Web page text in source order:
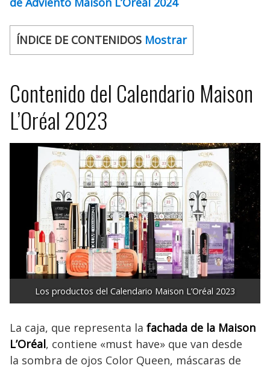
ÍNDICE DE CONTENIDOS Mostrar
Contenido del Calendario Maison
L’Oréal 2023
Los productos del Calendario Maison L’Oréal 2023
La caja, que representa la fachada de la Maison
L’Oréal, contiene «must have» que van desde
la sombra de ojos Color Queen, máscaras de